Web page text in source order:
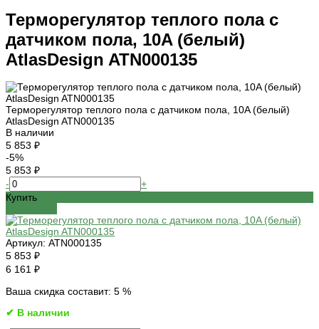
Терморегулятор теплого пола с
датчиком пола, 10A (белый)
AtlasDesign ATN000135
Терморегулятор теплого пола с датчиком пола, 10A (белый)
AtlasDesign ATN000135
В наличии
5 853 ₽
-5%
5 853 ₽
-
+
Купить
Артикул: ATN000135
5 853 ₽
6 161 ₽
Ваша скидка составит: 5 %
✔ В наличии